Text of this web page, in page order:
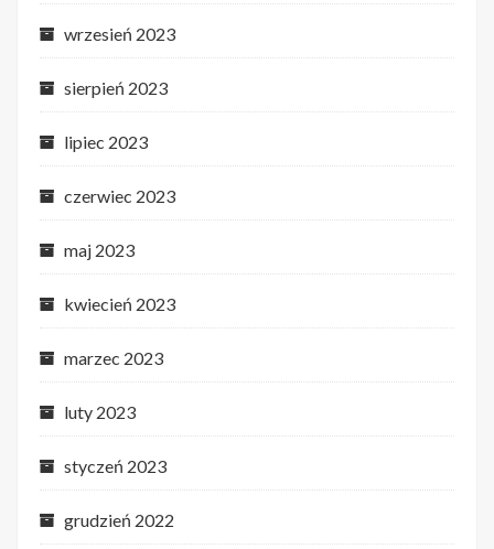
wrzesień 2023
sierpień 2023
lipiec 2023
czerwiec 2023
maj 2023
kwiecień 2023
marzec 2023
luty 2023
styczeń 2023
grudzień 2022